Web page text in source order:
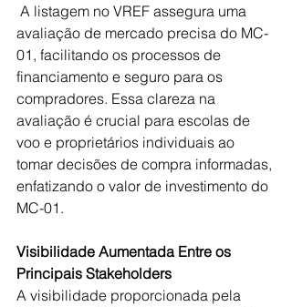
avaliação de mercado precisa do MC-
01, facilitando os processos de
financiamento e seguro para os
compradores. Essa clareza na
avaliação é crucial para escolas de
voo e proprietários individuais ao
tomar decisões de compra informadas,
enfatizando o valor de investimento do
MC-01.
Visibilidade Aumentada Entre os
Principais Stakeholders
A visibilidade proporcionada pela